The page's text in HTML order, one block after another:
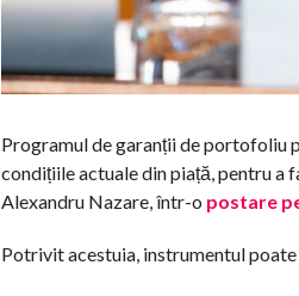
Programul de garanții de portofoliu
condițiile actuale din piață, pentru a
Alexandru Nazare, într-o postare
Potrivit acestuia, instrumentul